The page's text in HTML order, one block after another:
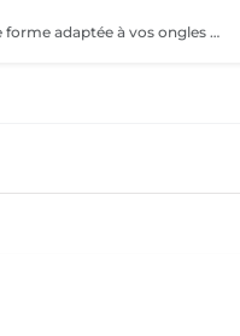
La manucure permet de donner une forme adaptée à vos ongles grâce au limage. Elle permet aussi de nettoyer et d'embellir vos ongles et vos cuticules pour un rendu net et soigné. Version humide avec trempage et/ou sèche avec les différents embouts adaptés selon besoins. La finition sera une base transparente suivi d'une application de crème hydratante et huile cuticule.